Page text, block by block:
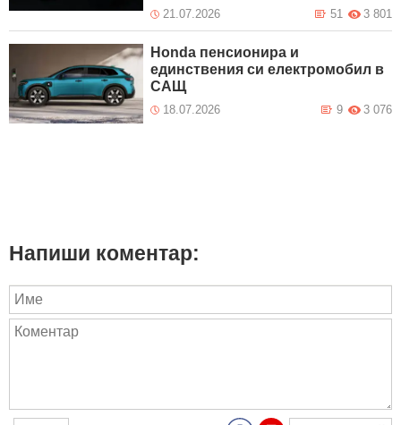
21.07.2026 3 801
51
Honda пенсионира и
единствения си електромобил в
САЩ
18.07.2026 3 076
9
Напиши коментар: